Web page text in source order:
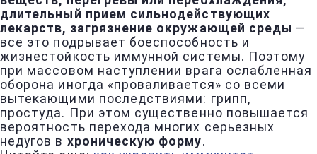
длительный прием сильнодействующих
лекарств, загрязнение окружающей среды —
все это подрывает боеспособность и
жизнестойкость иммунной системы. Поэтому
при массовом наступлении врага ослабленная
оборона иногда «проваливается» со всеми
вытекающими последствиями: грипп,
простуда. При этом существенно повышается
вероятность перехода многих серьезных
недугов в хроническую форму.